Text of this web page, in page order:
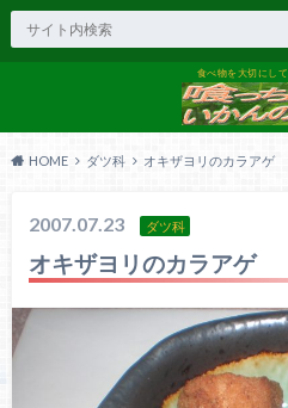
食べ物を大切にし
HOME ダツ科 オキザヨリのカラアゲ
2007.07.23 ダツ科
オキザヨリのカラアゲ